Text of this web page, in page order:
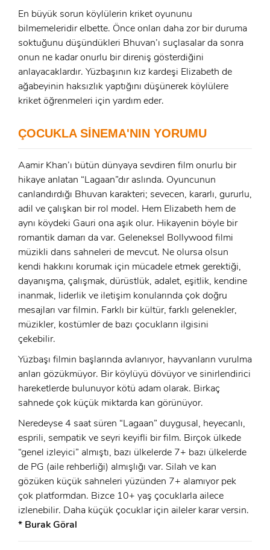
x
GIRIŞ YAP
E-Posta:
Beni Hatırla Şifremi Unuttum ?
GIRIŞ
ÜYE OL
Ad Soyad:
Şifre:
ÜYE OL
GIRIŞ
En büyük sorun köylülerin kriket oyununu
bilmemeleridir elbette. Önce onları daha zor bir duruma
soktuğunu düşündükleri Bhuvan’ı suçlasalar da sonra
onun ne kadar onurlu bir direniş gösterdiğini
anlayacaklardır. Yüzbaşının kız kardeşi Elizabeth de
ağabeyinin haksızlık yaptığını düşünerek köylülere
kriket öğrenmeleri için yardım eder.
ÇOCUKLA SİNEMA'NIN YORUMU
Aamir Khan’ı bütün dünyaya sevdiren film onurlu bir
hikaye anlatan “Lagaan”dır aslında. Oyuncunun
canlandırdığı Bhuvan karakteri; sevecen, kararlı, gururlu,
adil ve çalışkan bir rol model. Hem Elizabeth hem de
aynı köydeki Gauri ona aşık olur. Hikayenin böyle bir
romantik damarı da var. Geleneksel Bollywood filmi
müzikli dans sahneleri de mevcut. Ne olursa olsun
kendi hakkını korumak için mücadele etmek gerektiği,
dayanışma, çalışmak, dürüstlük, adalet, eşitlik, kendine
inanmak, liderlik ve iletişim konularında çok doğru
mesajları var filmin. Farklı bir kültür, farklı gelenekler,
müzikler, kostümler de bazı çocukların ilgisini
çekebilir.
Yüzbaşı filmin başlarında avlanıyor, hayvanların vurulma
anları gözükmüyor. Bir köylüyü dövüyor ve sinirlendirici
hareketlerde bulunuyor kötü adam olarak. Birkaç
sahnede çok küçük miktarda kan görünüyor.
Neredeyse 4 saat süren “Lagaan” duygusal, heyecanlı,
esprili, sempatik ve seyri keyifli bir film. Birçok ülkede
“genel izleyici” almıştı, bazı ülkelerde 7+ bazı ülkelerde
de PG (aile rehberliği) almışlığı var. Silah ve kan
gözüken küçük sahneleri yüzünden 7+ alamıyor pek
çok platformdan. Bizce 10+ yaş çocuklarla ailece
izlenebilir. Daha küçük çocuklar için aileler karar versin.
* Burak Göral